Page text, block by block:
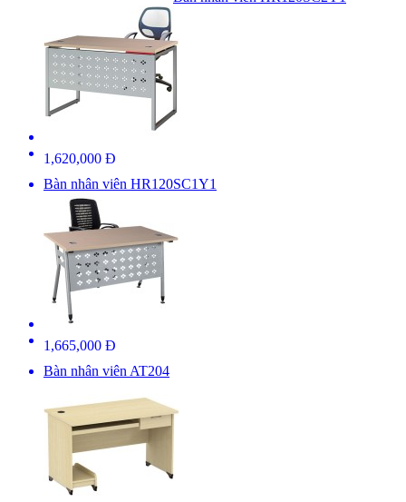
1,620,000 Đ
Bàn nhân viên HR120SC1Y1
1,665,000 Đ
Bàn nhân viên AT204